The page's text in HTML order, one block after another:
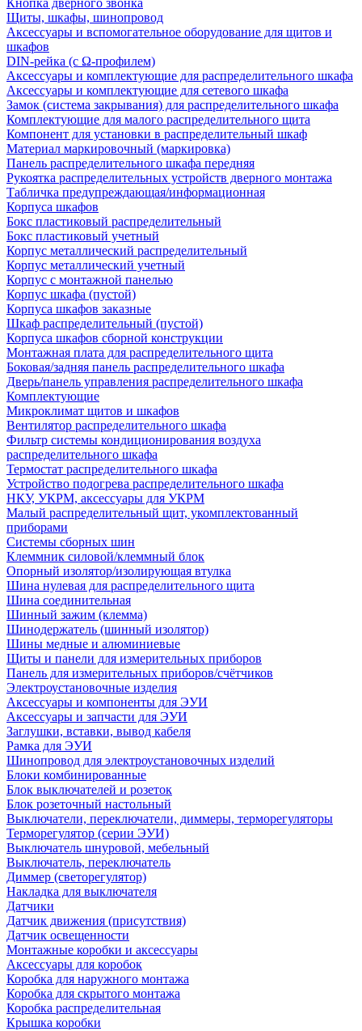
Кнопка дверного звонка
Щиты, шкафы, шинопровод
Аксессуары и вспомогательное оборудование для щитов и
шкафов
DIN-рейка (с Ω-профилем)
Аксессуары и комплектующие для распределительного шкафа
Аксессуары и комплектующие для сетевого шкафа
Замок (система закрывания) для распределительного шкафа
Комплектующие для малого распределительного щита
Компонент для установки в распределительный шкаф
Материал маркировочный (маркировка)
Панель распределительного шкафа передняя
Рукоятка распределительных устройств дверного монтажа
Табличка предупреждающая/информационная
Корпуса шкафов
Бокс пластиковый распределительный
Бокс пластиковый учетный
Корпус металлический распределительный
Корпус металлический учетный
Корпус с монтажной панелью
Корпус шкафа (пустой)
Корпуса шкафов заказные
Шкаф распределительный (пустой)
Корпуса шкафов сборной конструкции
Монтажная плата для распределительного щита
Боковая/задняя панель распределительного шкафа
Дверь/панель управления распределительного шкафа
Комплектующие
Микроклимат щитов и шкафов
Вентилятор распределительного шкафа
Фильтр системы кондиционирования воздуха
распределительного шкафа
Термостат распределительного шкафа
Устройство подогрева распределительного шкафа
НКУ, УКРМ, аксессуары для УКРМ
Малый распределительный щит, укомплектованный
приборами
Системы сборных шин
Клеммник силовой/клеммный блок
Опорный изолятор/изолирующая втулка
Шина нулевая для распределительного щита
Шина соединительная
Шинный зажим (клемма)
Шинодержатель (шинный изолятор)
Шины медные и алюминиевые
Щиты и панели для измерительных приборов
Панель для измерительных приборов/счётчиков
Электроустановочные изделия
Аксессуары и компоненты для ЭУИ
Аксессуары и запчасти для ЭУИ
Заглушки, вставки, вывод кабеля
Рамка для ЭУИ
Шинопровод для электроустановочных изделий
Блоки комбинированные
Блок выключателей и розеток
Блок розеточный настольный
Выключатели, переключатели, диммеры, терморегуляторы
Терморегулятор (серии ЭУИ)
Выключатель шнуровой, мебельный
Выключатель, переключатель
Диммер (светорегулятор)
Накладка для выключателя
Датчики
Датчик движения (присутствия)
Датчик освещенности
Монтажные коробки и аксессуары
Аксессуары для коробок
Коробка для наружного монтажа
Коробка для скрытого монтажа
Коробка распределительная
Крышка коробки